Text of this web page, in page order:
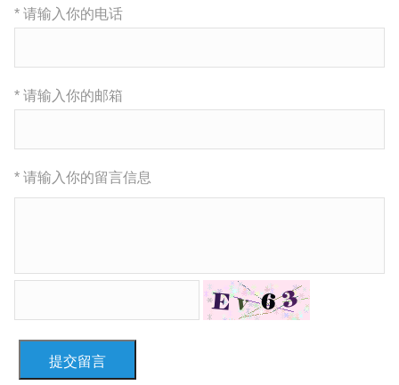
* 请输入你的电话
* 请输入你的邮箱
* 请输入你的留言信息
提交留言